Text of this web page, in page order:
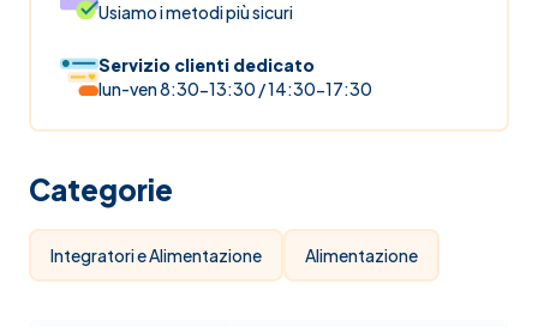
Usiamo i metodi più sicuri
Servizio clienti dedicato
lun-ven 8:30-13:30 / 14:30-17:30
Categorie
Integratori e Alimentazione Alimentazione